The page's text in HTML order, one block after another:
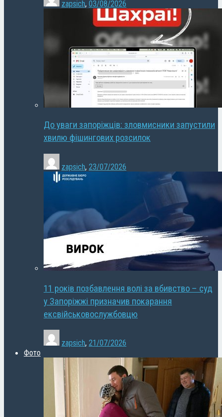
zapsich, 03/08/2026
До уваги запоріжців: зловмисники запустили
хвилю фішингових розсилок
zapsich, 23/07/2026
11 років позбавлення волі за вбивство – суд
у Запоріжжі призначив покарання
ексвійськовослужбовцю
zapsich, 21/07/2026
Фото